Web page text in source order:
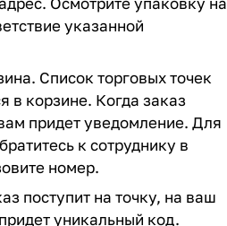
указанной
Список торговых точек
в корзине. Когда заказ
придет уведомление. Для
к сотруднику в
номер.
поступит на точку, на ваш
уникальный код.